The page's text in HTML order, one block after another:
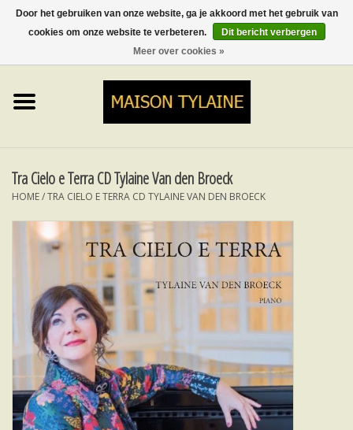
0 Artikelen - €0,00
ROKKEN&BROEKEN
MY MUSIC
BLOG
Tra Cielo e Terra CD Tylaine Van den Broeck
HOME/TRA CIELO E TERRA CD TYLAINE VAN DEN BROECK
Door het gebruiken van onze website, ga je akkoord met het gebruik van
cookies om onze website te verbeteren.
Dit bericht verbergen
Meer over cookies »